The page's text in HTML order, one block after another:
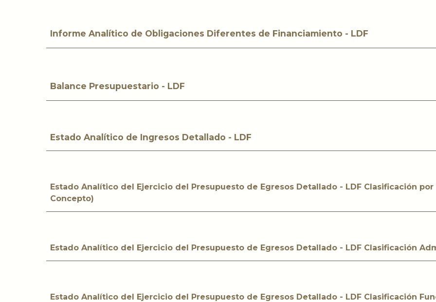
Informe Analítico de Obligaciones Diferentes de Financiamiento - LDF
Balance Presupuestario - LDF
Estado Analítico de Ingresos Detallado - LDF
Estado Analítico del Ejercicio del Presupuesto de Egresos Detallado - LDF Clasificación
Concepto)
Estado Analítico del Ejercicio del Presupuesto de Egresos Detallado - LDF Clasificación
Estado Analítico del Ejercicio del Presupuesto de Egresos Detallado - LDF Clasificación